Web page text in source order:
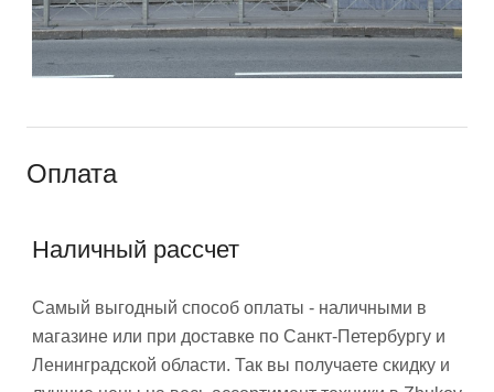
Оплата
Наличный рассчет
Самый выгодный способ оплаты - наличными в
магазине или при доставке по Санкт-Петербургу и
Ленинградской области. Так вы получаете скидку и